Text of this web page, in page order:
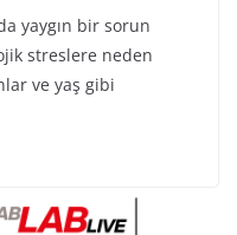
yaygın bir sorun
streslere neden
ve yaş gibi